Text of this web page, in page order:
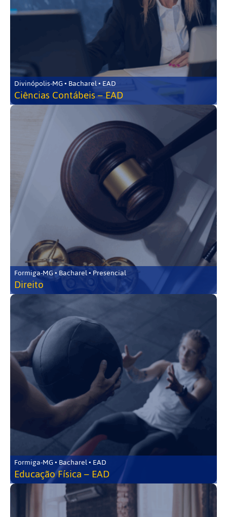
Divinópolis-MG • Bacharel • EAD
Ciências Contábeis – EAD
Formiga-MG • Bacharel • Presencial
Direito
Formiga-MG • Bacharel • EAD
Educação Física – EAD